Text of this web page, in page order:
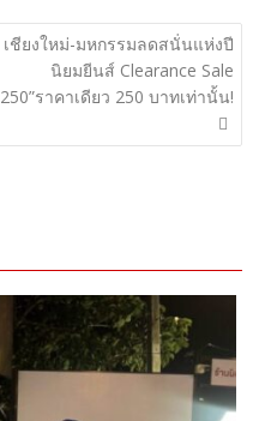
เชียงใหม่-มหกรรมลดสนั่นแห่งปี
นิยมยีนส์ Clearance Sale
250”ราคาเดียว 250 บาทเท่านั้น!